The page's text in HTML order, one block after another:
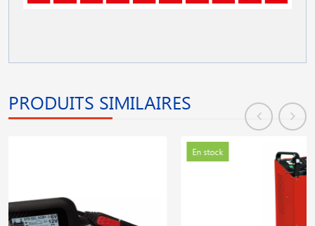
PRODUITS SIMILAIRES